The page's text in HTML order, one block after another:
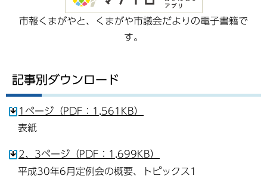
市報くまがやと、くまがや市議会だよりの電子書籍で
す。
記事別ダウンロード
1ページ（PDF：1,561KB）
表紙
2、3ページ（PDF：1,699KB）
平成30年6月定例会の概要、トピックス1